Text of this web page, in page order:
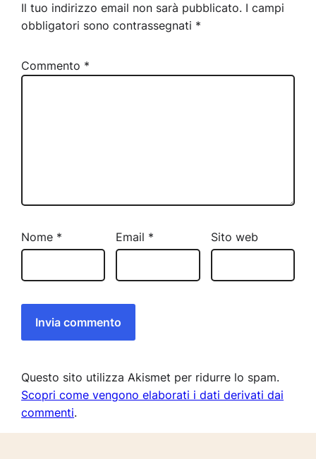
Il tuo indirizzo email non sarà pubblicato. I campi
obbligatori sono contrassegnati *
Commento *
Nome * Email * Sito web
Questo sito utilizza Akismet per ridurre lo spam.
Scopri come vengono elaborati i dati derivati dai
commenti.